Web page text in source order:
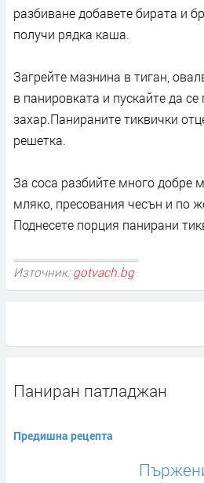
разбиване добавете бирата и
получи рядка каша.
Загрейте мазнина в тиган,
в панировката и пускайте да
захар.Панираните тиквички
решетка.
За соса разбийте много добре
мляко, пресования чесън и по
Поднесете порция панирани
Източник: gotvach.bg
Паниран патладжан
Предишна рецепта